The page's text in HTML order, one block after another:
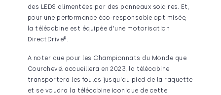
des LEDS alimentées par des panneaux solaires. Et,
pour une performance éco-responsable optimisée,
la télécabine est équipée d'une motorisation
DirectDrive®.
A noter que pour les Championnats du Monde que
Courchevel accueillera en 2023, la télécabine
transportera les foules jusqu'au pied de la raquette
et se voudra la télécabine iconique de cette